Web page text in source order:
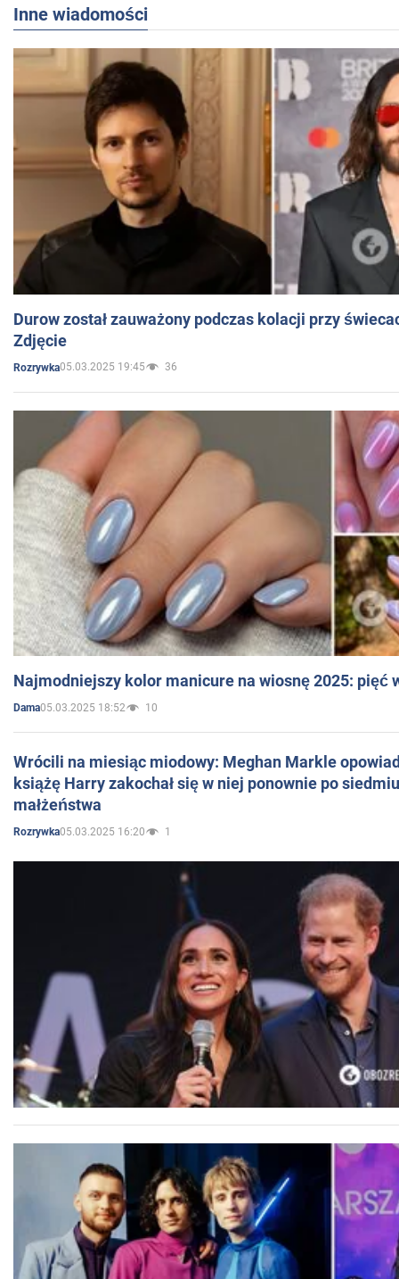
Inne wiadomości
Durow został zauważony podczas kolacji przy
Zdjęcie
Rozrywka05.03.2025 19:45 36
Najmodniejszy kolor manicure na wiosnę 2025: pięć
Dama05.03.2025 18:52 10
Wrócili na miesiąc miodowy: Meghan Markle
książę Harry zakochał się w niej ponownie po
małżeństwa
Rozrywka05.03.2025 16:20 1